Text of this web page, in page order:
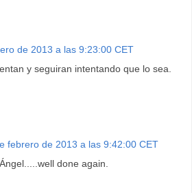
de 2013 a las 9:23:00 CET
y seguiran intentando que lo sea.
febrero de 2013 a las 9:42:00 CET
done again.